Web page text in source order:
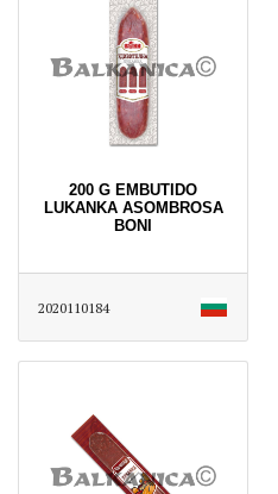
200 G EMBUTIDO
LUKANKA ASOMBROSA
BONI
2020110184